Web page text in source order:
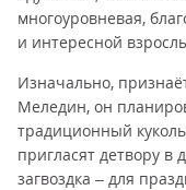
многоуровневая,
и интересной
Изначально,
Меледин, он
традиционный
пригласят детвору в
загвоздка – для